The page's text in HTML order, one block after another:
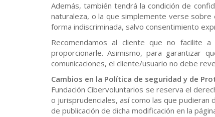
Además, también tendrá la condición de
naturaleza, o la que simplemente verse
forma indiscriminada, salvo consentimiento
Recomendamos al cliente que no facilite
proporcionarle. Asimismo, para garantizar
comunicaciones, el cliente/usuario no debe
Cambios en la Política de seguridad y de
Fundación Cibervoluntarios se reserva el
o jurisprudenciales, así como las que
de publicación de dicha modificación en la